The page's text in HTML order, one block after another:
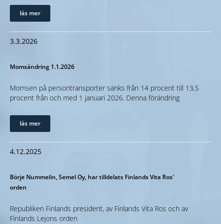
läs mer
3.3.2026
Momsändring 1.1.2026
Momsen på persontransporter sänks från 14 procent till 13,5
procent från och med 1 januari 2026. Denna förändring
läs mer
4.12.2025
Börje Nummelin, Semel Oy, har tilldelats Finlands Vita Ros'
orden
Republiken Finlands president, av Finlands Vita Ros och av
Finlands Lejons orden